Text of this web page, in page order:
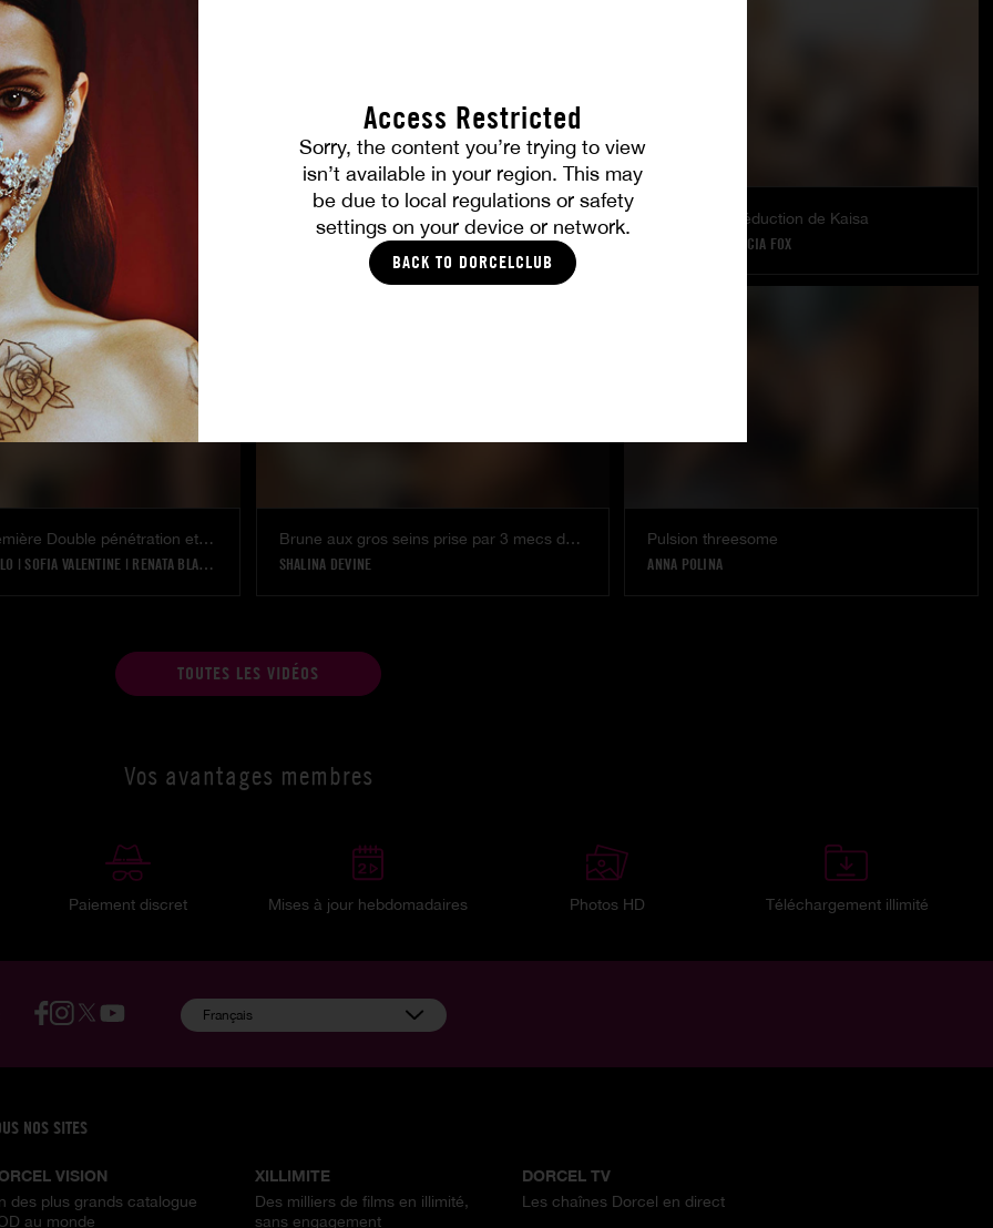
Access Restricted
Sorry, the content you’re trying to view
isn’t available in your region. This may
be due to local regulations or safety
settings on your device or network.
BACK TO DORCELCLUB
HEART KIMBER DÉLICE
Luxure - Anna Polina soumise aux perversions fetish de Jessie Volt & Yanick Shaft
ANNA POLINA
La leçon de séduction de Kaisa
ALECIA FOX
Vintage - Première Double pénétration et première Orgie pour l'Initiation de la Lou Ravage
| SOFIA VALENTINE | RENATA BLACK LOU RAVAGE
Brune aux gros seins prise par 3 mecs dans un bar
SHALINA DEVINE
Pulsion threesome
ANNA POLINA
TOUTES LES VIDÉOS
Vos avantages membres
Paiement discret Mises à jour hebdomadaires Photos HD Téléchargement illimité
Français
NOS SITES
VISION
des plus grands catalogue
au monde
XILLIMITE
Des milliers de films en illimité,
sans engagement
DORCEL TV
Les chaînes Dorcel en direct